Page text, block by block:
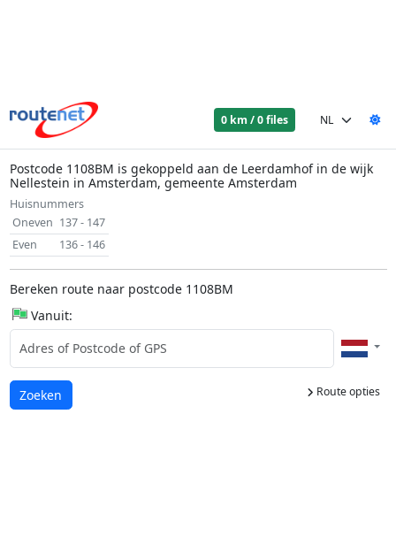
0 km / 0 files
Postcode 1108BM is gekoppeld aan de Leerdamhof in de wijk
Nellestein in Amsterdam, gemeente Amsterdam
Huisnummers
Oneven 137 - 147
Even
136 - 146
Bereken route naar postcode 1108BM
Vanuit:
Route opties
Laden...
Zoeken